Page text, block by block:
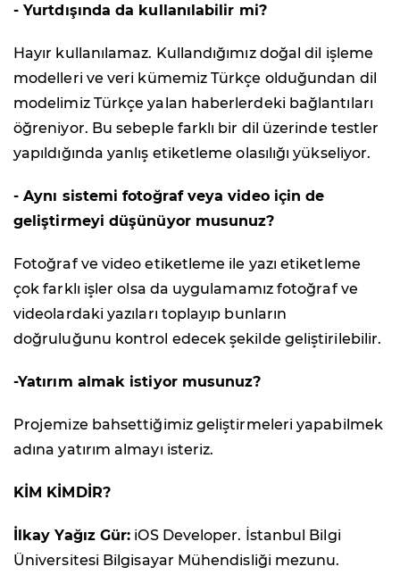
- Yurtdışında da kullanılabilir mi?
Hayır kullanılamaz. Kullandığımız doğal dil işleme
modelleri ve veri kümemiz Türkçe olduğundan dil
modelimiz Türkçe yalan haberlerdeki bağlantıları
öğreniyor. Bu sebeple farklı bir dil üzerinde testler
yapıldığında yanlış etiketleme olasılığı yükseliyor.
- Aynı sistemi fotoğraf veya video için de
geliştirmeyi düşünüyor musunuz?
Fotoğraf ve video etiketleme ile yazı etiketleme
çok farklı işler olsa da uygulamamız fotoğraf ve
videolardaki yazıları toplayıp bunların
doğruluğunu kontrol edecek şekilde geliştirilebilir.
-Yatırım almak istiyor musunuz?
Projemize bahsettiğimiz geliştirmeleri yapabilmek
adına yatırım almayı isteriz.
KİM KİMDİR?
İlkay Yağız Gür: iOS Developer. İstanbul Bilgi
Üniversitesi Bilgisayar Mühendisliği mezunu.